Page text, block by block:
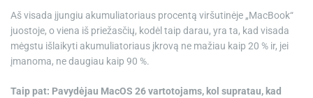
Aš visada įjungiu akumuliatoriaus procentą viršutinėje „MacBook“
juostoje, o viena iš priežasčių, kodėl taip darau, yra ta, kad visada
mėgstu išlaikyti akumuliatoriaus įkrovą ne mažiau kaip 20 % ir, jei
įmanoma, ne daugiau kaip 90 %.
Taip pat: Pavydėjau MacOS 26 vartotojams, kol supratau, kad